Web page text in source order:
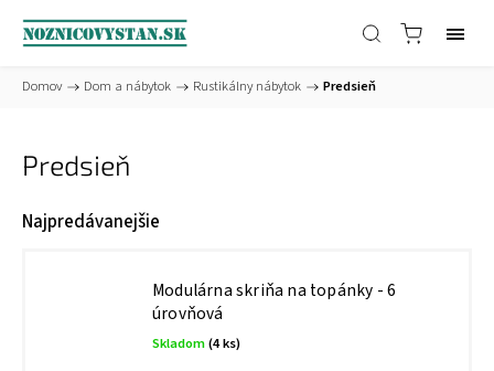
Domov / Dom a nábytok / Rustikálny nábytok / Predsieň
Predsieň
Najpredávanejšie
Modulárna skriňa na topánky - 6
úrovňová
Skladom(4 ks)